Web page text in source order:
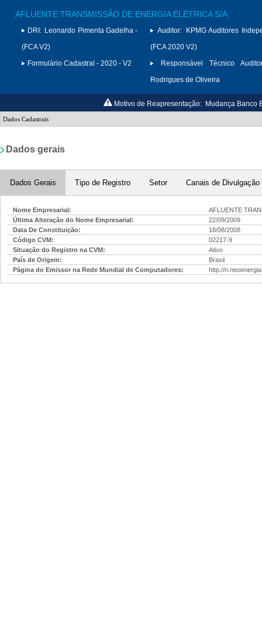
AFLUENTE TRANSMISSÃO DE ENERGIA ELÉTRICA S/A
DRI: Leonardo Pimenta Gadelha -
(FCA V2)
Formulário Cadastral - 2020 - V2
Auditor:
KPMG Auditores
(FCA 2020 V2)
Responsável Técnico
Rodrigues de Oliveira
Motivo de Reapresentação: Mudança Banco